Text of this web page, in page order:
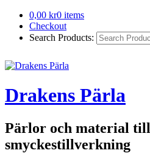
0,00 kr0 items
Checkout
Search Products:
Drakens Pärla
Pärlor och material till
smyckestillverkning